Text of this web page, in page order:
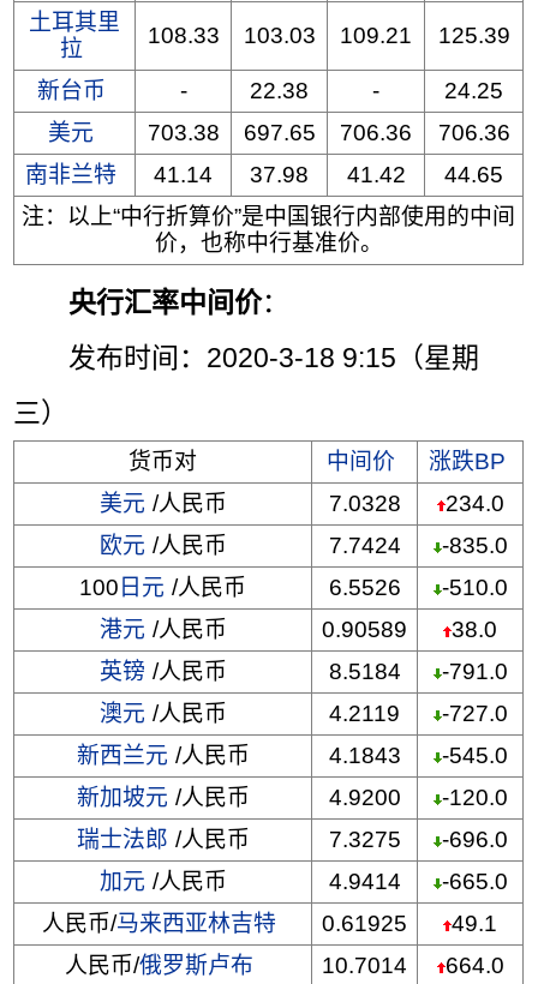
土耳其里
拉
108.33 103.03 109.21 125.39
新台币 - 22.38 -
24.25
美元
703.38 697.65 706.36
706.36
南非兰特
41.14 37.98 41.42
44.65
注：以上“中行折算价”是中国银行内部使用的中间
价，也称中行基准价。
央行汇率中间价：
发布时间：2020-3-18 9:15（星期
三）
货币对 中间价
涨跌BP
美元 /人民币 7.0328
234.0
欧元 /人民币 7.7424
-835.0
100 日元 /人民币 6.5526
-510.0
港元 /人民币 0.90589
38.0
英镑 /人民币 8.5184
-791.0
澳元 /人民币 4.2119
-727.0
新西兰元 /人民币 4.1843
-545.0
新加坡元 /人民币 4.9200
-120.0
瑞士法郎 /人民币 7.3275
-696.0
加元 /人民币 4.9414
-665.0
人民币/马来西亚林吉特 0.61925
49.1
人民币/俄罗斯卢布 10.7014
664.0